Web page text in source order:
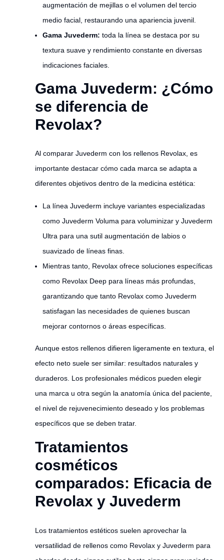
augmentación de mejillas o el volumen del tercio
medio facial, restaurando una apariencia juvenil.
Gama Juvederm: toda la línea se destaca por su
textura suave y rendimiento constante en diversas
indicaciones faciales.
Gama Juvederm: ¿Cómo
se diferencia de
Revolax?
Al comparar Juvederm con los rellenos Revolax, es
importante destacar cómo cada marca se adapta a
diferentes objetivos dentro de la medicina estética:
La línea Juvederm incluye variantes especializadas
como Juvederm Voluma para voluminizar y Juvederm
Ultra para una sutil augmentación de labios o
suavizado de líneas finas.
Mientras tanto, Revolax ofrece soluciones específicas
como Revolax Deep para líneas más profundas,
garantizando que tanto Revolax como Juvederm
satisfagan las necesidades de quienes buscan
mejorar contornos o áreas específicas.
Aunque estos rellenos difieren ligeramente en textura, el
efecto neto suele ser similar: resultados naturales y
duraderos. Los profesionales médicos pueden elegir
una marca u otra según la anatomía única del paciente,
el nivel de rejuvenecimiento deseado y los problemas
específicos que se deben tratar.
Tratamientos
cosméticos
comparados: Eficacia de
Revolax y Juvederm
Los tratamientos estéticos suelen aprovechar la
versatilidad de rellenos como Revolax y Juvederm para